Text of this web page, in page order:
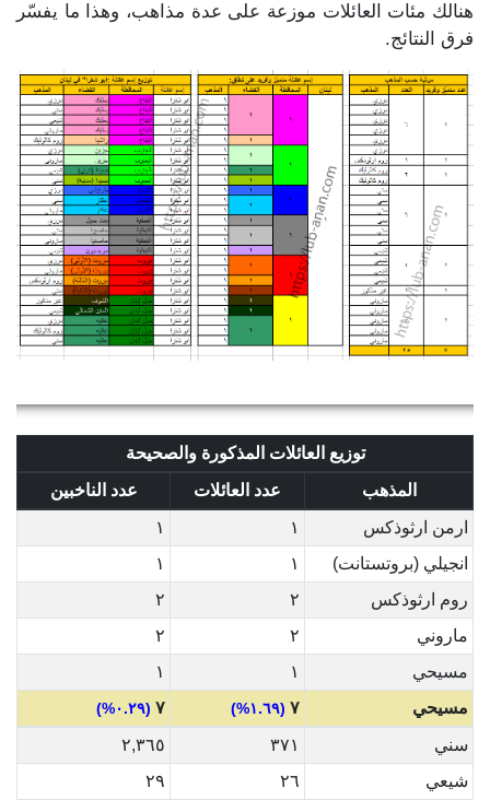
هنالك مئات العائلات موزعة على عدة مذاهب، وهذا ما يفسّر
فرق النتائج.
توزيع العائلات المذكورة والصحيحة
المذهب
عدد العائلات
عدد الناخبين
ارمن ارثوذكس
١
١
انجيلي (بروتستانت)
١
١
روم ارثوذكس
٢
٢
ماروني
٢
٢
مسيحي
١
١
مسيحي
٧ (١.٦٩%) ٧ (٠.٢٩%)
سني ٣٧١
٢,٣٦٥
شيعي
٢٦
٢٩